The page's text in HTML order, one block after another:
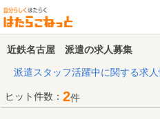
近鉄名古屋 派遣の求人募集
派遣スタッフ活躍中に関する求
ヒット件数： 2件